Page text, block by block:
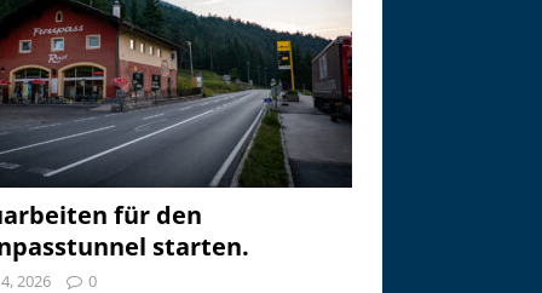
für den
starten.
2026 0